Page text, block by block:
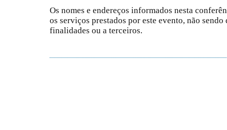
Os nomes e endereços informados nesta
os serviços prestados por este evento, não
finalidades ou a terceiros.